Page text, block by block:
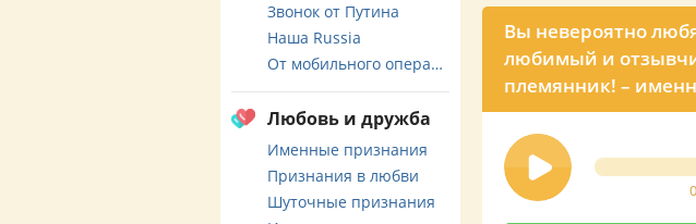
Вы невероятно
любимый и
племянник! –
пожеланием от
России
Звонок от Путина
Наша Russia
От мобильного оператора
Любовь и дружба
Именные признания
Признания в любви
Шуточные признания